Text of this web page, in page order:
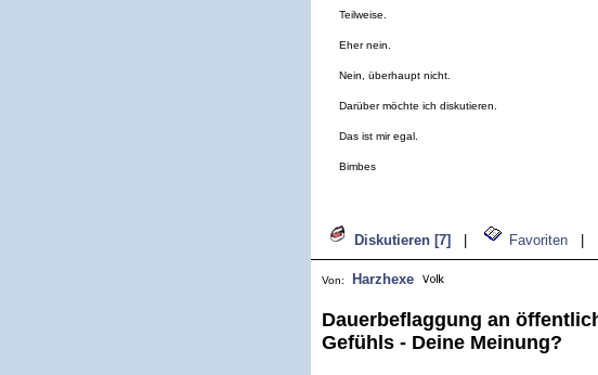
Teilweise.
Eher nein.
Nein, überhaupt nicht.
Darüber möchte ich diskutieren.
Das ist mir egal.
Bimbes
Diskutieren [7] Favoriten
Von: Harzhexe
Dauerbeflaggung an
Gefühls - Deine Meinung?